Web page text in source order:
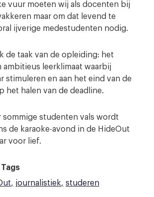
vuur moeten wij als docenten bij
maar om dat levend te
ijverige medestudenten nodig.
de taak van de opleiding: het
ambitieus leerklimaat waarbij
stimuleren en aan het eind van de
het halen van de deadline.
sommige studenten vals wordt
de karaoke-avond in de HideOut
voor lief.
journalistiek studeren